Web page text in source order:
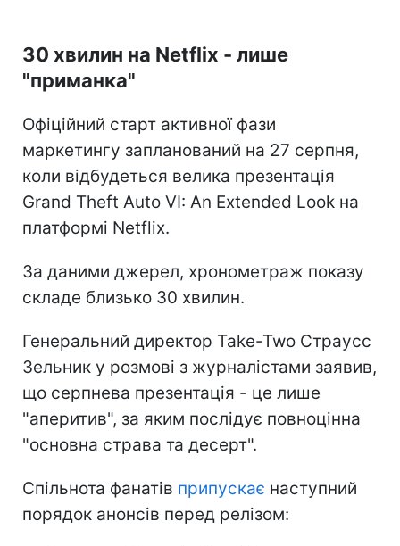
30 хвилин на Netflix - лише
"приманка"
Офіційний старт активної фази
маркетингу запланований на 27 серпня,
коли відбудеться велика презентація
Grand Theft Auto VI: An Extended Look на
платформі Netflix.
За даними джерел, хронометраж показу
складе близько 30 хвилин.
Генеральний директор Take-Two Страусс
Зельник у розмові з журналістами заявив,
що серпнева презентація - це лише
"аперитив", за яким послідує повноцінна
"основна страва та десерт".
Спільнота фанатів припускає наступний
порядок анонсів перед релізом: